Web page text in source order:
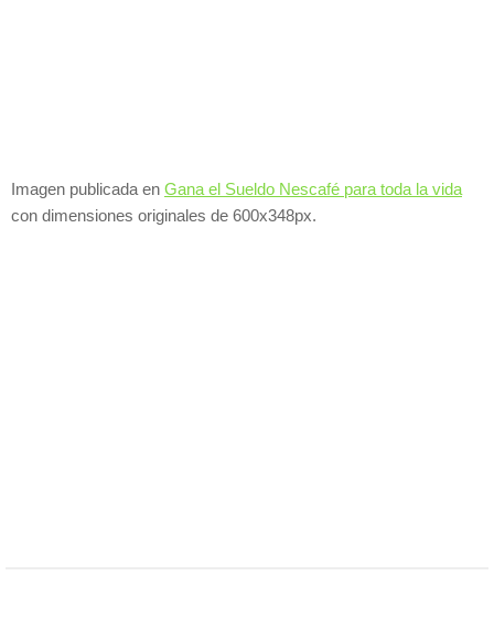
Imagen publicada en Gana el Sueldo Nescafé para toda la vida
con dimensiones originales de 600x348px.